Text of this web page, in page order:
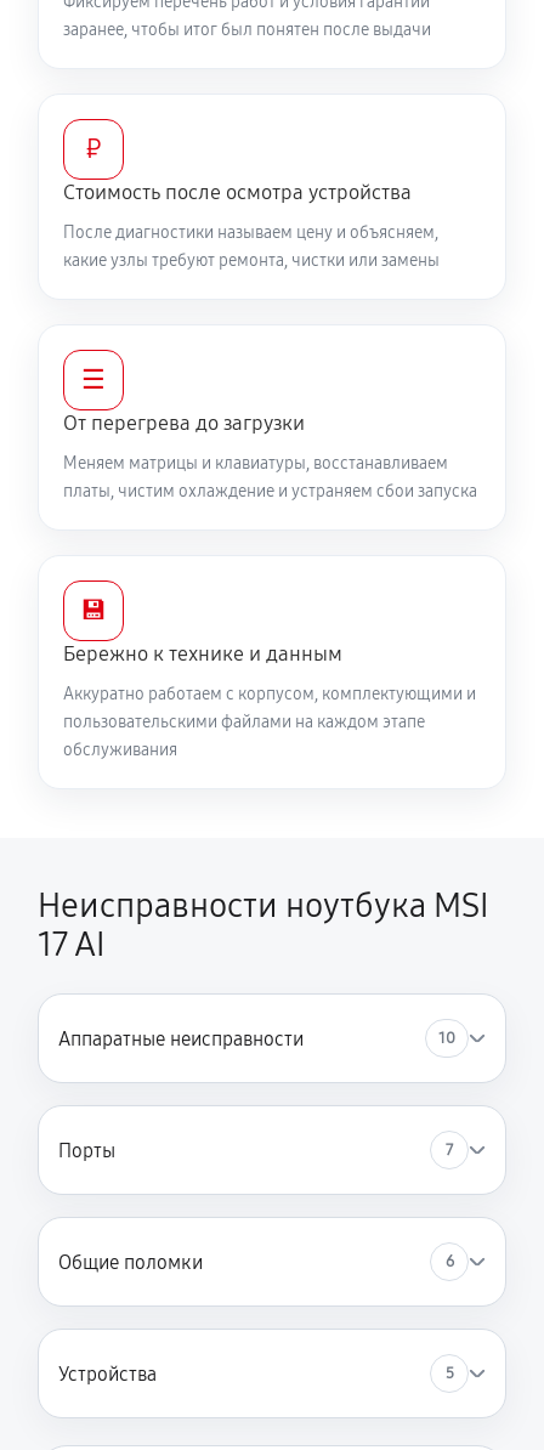
Настройка ОС ноутбука MSI 17 AI
Замена HDMI ноутбука MSI 17 AI
заранее, чтобы итог был понятен после выдачи
₽
Стоимость после осмотра устройства
После диагностики называем цену и объясняем,
какие узлы требуют ремонта, чистки или замены
☰
От перегрева до загрузки
Меняем матрицы и клавиатуры, восстанавливаем
платы, чистим охлаждение и устраняем сбои запуска
💾
Бережно к технике и данным
Аккуратно работаем с корпусом, комплектующими и
пользовательскими файлами на каждом этапе
обслуживания
Неисправности ноутбука MSI
17 AI
Аппаратные неисправности 10
Порты 7
Общие поломки 6
Устройства 5